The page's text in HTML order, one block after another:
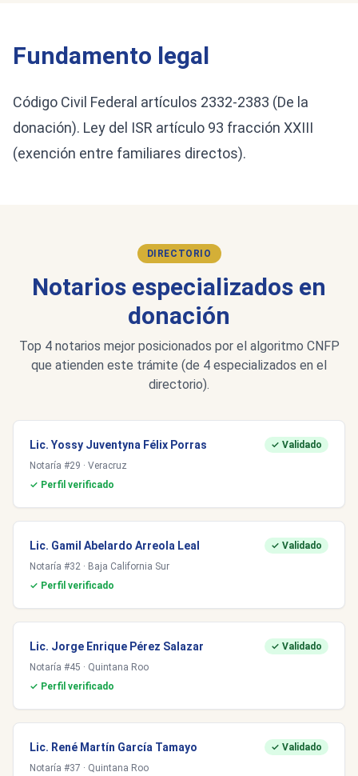
Fundamento legal
Código Civil Federal artículos 2332-2383 (De la
donación). Ley del ISR artículo 93 fracción XXIII
(exención entre familiares directos).
DIRECTORIO
Notarios especializados en
donación
Top 4 notarios mejor posicionados por el algoritmo CNFP
que atienden este trámite (de 4 especializados en el
directorio).
Lic. Yossy Juventyna Félix Porras
✓ Validado
Notaría #29 · Veracruz
✓ Perfil verificado
Lic. Gamil Abelardo Arreola Leal
✓ Validado
Notaría #32 · Baja California Sur
✓ Perfil verificado
Lic. Jorge Enrique Pérez Salazar
✓ Validado
Notaría #45 · Quintana Roo
✓ Perfil verificado
Lic. René Martín García Tamayo
✓ Validado
Notaría #37 · Quintana Roo